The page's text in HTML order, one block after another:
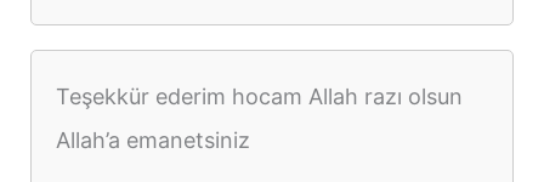
Teşekkür ederim hocam Allah razı olsun
Allah’a emanetsiniz